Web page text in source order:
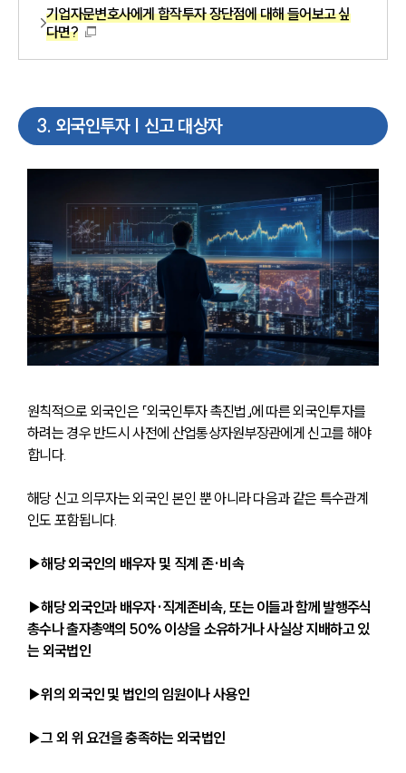
기업자문변호사에게 합작투자 장단점에 대해 들어보고 싶
다면?
3. 외국인투자 | 신고 대상자
원칙적으로 외국인은 「외국인투자 촉진법」에 따른 외국인투자를
하려는 경우 반드시 사전에 산업통상자원부장관에게 신고를 해야
합니다.
해당 신고 의무자는 외국인 본인 뿐 아니라 다음과 같은 특수관계
인도 포함됩니다.
▶해당 외국인의 배우자 및 직계 존·비속
▶해당 외국인과 배우자·직계존비속, 또는 이들과 함께 발행주식
총수나 출자총액의 50% 이상을 소유하거나 사실상 지배하고 있
는 외국법인
▶위의 외국인 및 법인의 임원이나 사용인
▶그 외 위 요건을 충족하는 외국법인